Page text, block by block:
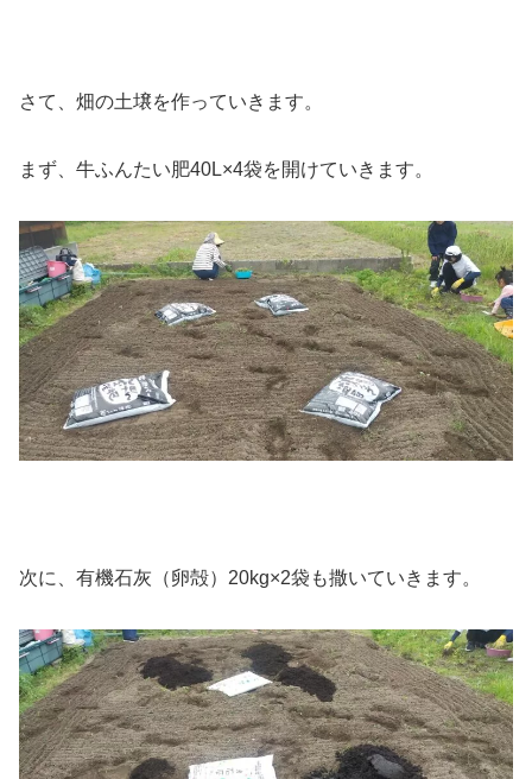
さて、畑の土壌を作っていきます。
まず、牛ふんたい肥40L×4袋を開けていきます。
次に、有機石灰（卵殻）20kg×2袋も撒いていきます。